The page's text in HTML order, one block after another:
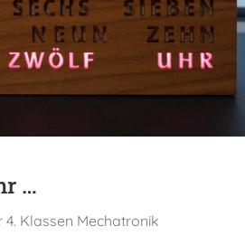
…
4. Klassen Mechatronik